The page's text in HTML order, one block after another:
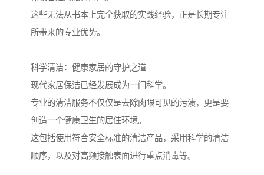
这些无法从书本上完全获取的实践经验，正是长期专注
所带来的专业优势。
科学清洁：健康家居的守护之道
现代家居保洁已经发展成为一门科学。
专业的清洁服务不仅仅是去除肉眼可见的污渍，更是要
创造一个健康卫生的居住环境。
这包括使用符合安全标准的清洁产品，采用科学的清洁
顺序，以及对高频接触表面进行重点消毒等。